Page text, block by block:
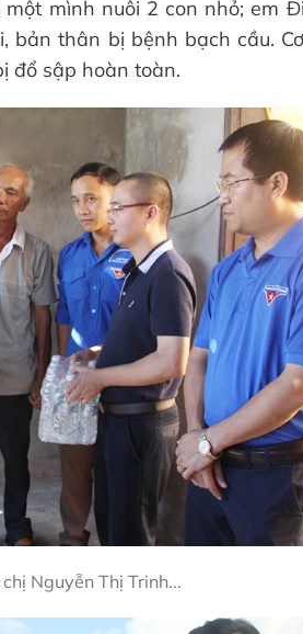
mình nuôi 2 con nhỏ; em
bản thân bị bệnh bạch cầu.
đổ sập hoàn toàn.
Nguyễn Thị Trinh...